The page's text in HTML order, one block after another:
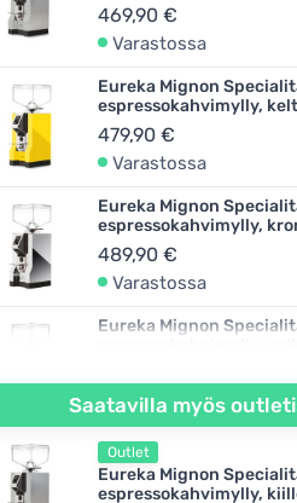
469,90 €
Varastossa
Eureka Mignon
espressokahvimylly,
479,90 €
Varastossa
Eureka Mignon
espressokahvimylly,
489,90 €
Varastossa
Eureka Mignon
Varastossa
Eureka Mignon Specialità
espressokahvimylly,
ferrarinpunainen
Saatavilla myös
Outlet
Eureka Mignon
espressokahvimylly,